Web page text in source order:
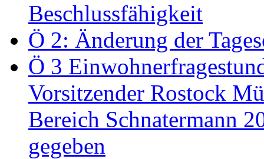
Beschlussfähigkeit
Ö 2: Änderung der
Ö 3
Vorsitzender Rostock
Bereich Schnatermann
gegeben